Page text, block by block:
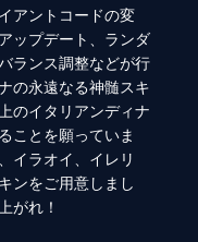
アントコードの変
ップデート、ランダ
ランス調整などが行
の永遠なる神髄スキ
のイタリアンディナ
ことを願っていま
イラオイ、イレリ
ンをご用意しまし
がれ！